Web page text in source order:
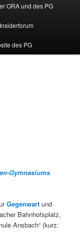
ORA und des PG
Insiderforum
des PG
Gymnasiums
Gegenwart und
Bahnhofsplatz,
Ansbach“ (kurz: